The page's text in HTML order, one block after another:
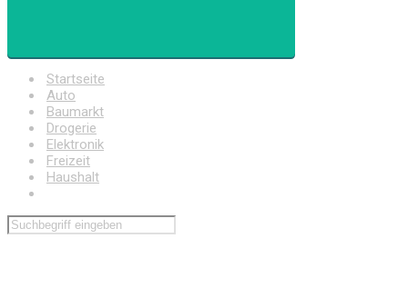
Startseite
Auto
Baumarkt
Drogerie
Elektronik
Freizeit
Haushalt